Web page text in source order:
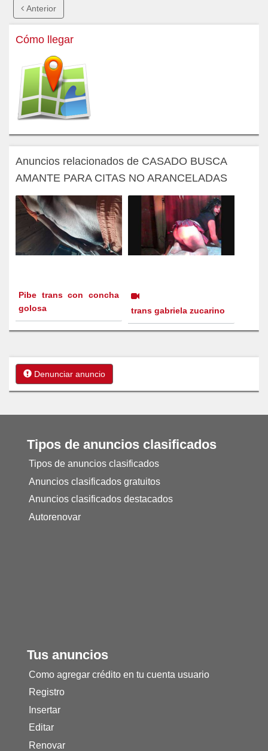
Anterior
Cómo llegar
Anuncios relacionados de CASADO BUSCA
AMANTE PARA CITAS NO ARANCELADAS
Pibe trans con concha
golosa
trans gabriela zucarino
Denunciar anuncio
Tipos de anuncios clasificados
Tipos de anuncios clasificados
Anuncios clasificados gratuitos
Anuncios clasificados destacados
Autorenovar
Tus anuncios
Como agregar crédito en tu cuenta usuario
Registro
Insertar
Editar
Renovar